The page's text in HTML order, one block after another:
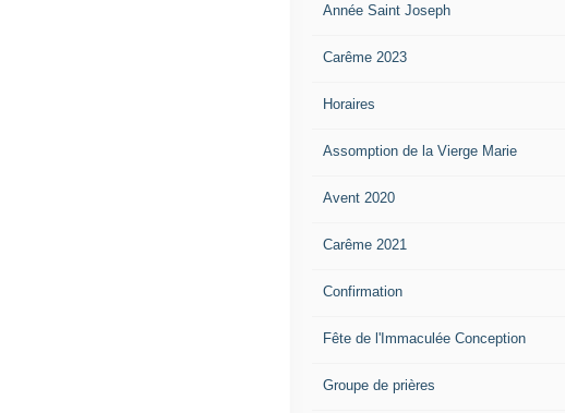
Année Saint Joseph
Carême 2023
Horaires
Assomption de la Vierge Marie
Avent 2020
Carême 2021
Confirmation
Fête de l'Immaculée Conception
Groupe de prières